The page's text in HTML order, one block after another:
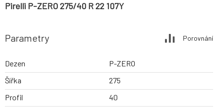
Pirelli P-ZERO 275/40 R 22 107Y
Parametry Porovnání
Dezen
P-ZERO
Šířka
275
Profil
40